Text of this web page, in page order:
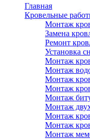
Главная
Кровельные
Монтаж
Замена
Ремонт
Установка
Монтаж
Монтаж
Монтаж
Монтаж
Монтаж
Монтаж
Монтаж
Монтаж
Монтаж